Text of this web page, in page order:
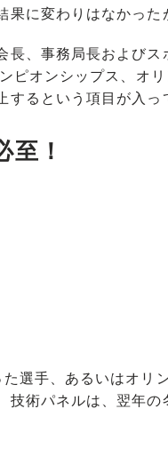
に変わりはなかった
、事務局長およびス
ピオンシップス、オ
るという項目が入っ
至！
選手、あるいはオリ
術パネルは、翌年の